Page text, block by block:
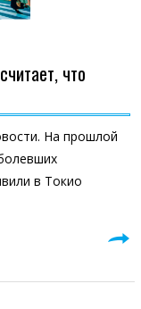
что
На прошлой
в Токио